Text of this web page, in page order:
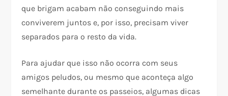
que brigam acabam não conseguindo mais
conviverem juntos e, por isso, precisam viver
separados para o resto da vida.
Para ajudar que isso não ocorra com seus
amigos peludos, ou mesmo que aconteça algo
semelhante durante os passeios, algumas dicas